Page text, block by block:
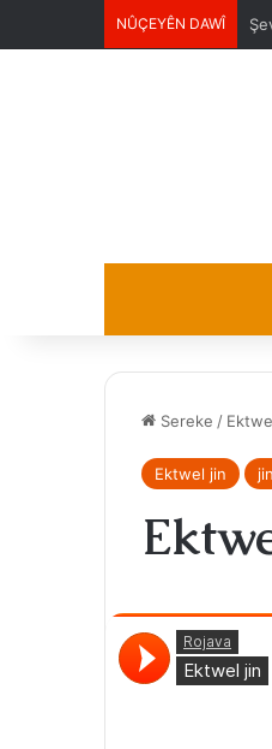
NÛÇEYÊN DAWÎ
Sereke /
Ektwel jin